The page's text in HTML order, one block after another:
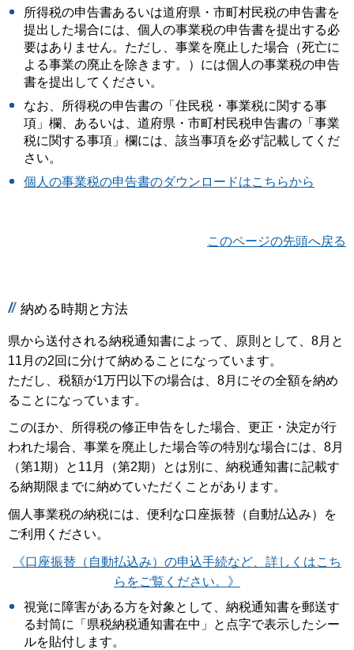
所得税の申告書あるいは道府県・市町村民税の申告書を
提出した場合には、個人の事業税の申告書を提出する必
要はありません。ただし、事業を廃止した場合（死亡に
よる事業の廃止を除きます。）には個人の事業税の申告
書を提出してください。
なお、所得税の申告書の「住民税・事業税に関する事
項」欄、あるいは、道府県・市町村民税申告書の「事業
税に関する事項」欄には、該当事項を必ず記載してくだ
さい。
個人の事業税の申告書のダウンロードはこちらから
このページの先頭へ戻る
納める時期と方法
県から送付される納税通知書によって、原則として、8月と
11月の2回に分けて納めることになっています。
ただし、税額が1万円以下の場合は、8月にその全額を納め
ることになっています。
このほか、所得税の修正申告をした場合、更正・決定が行
われた場合、事業を廃止した場合等の特別な場合には、8月
（第1期）と11月（第2期）とは別に、納税通知書に記載す
る納期限までに納めていただくことがあります。
個人事業税の納税には、便利な口座振替（自動払込み）を
ご利用ください。
《口座振替（自動払込み）の申込手続など、詳しくはこち
らをご覧ください。》
視覚に障害がある方を対象として、納税通知書を郵送す
る封筒に「県税納税通知書在中」と点字で表示したシー
ルを貼付します。